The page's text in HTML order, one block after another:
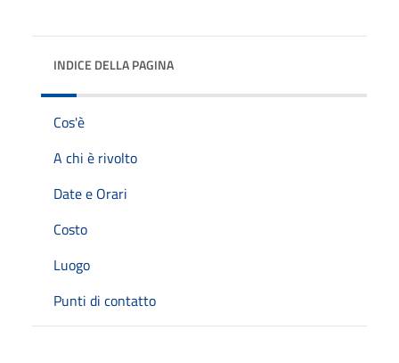
INDICE DELLA PAGINA
Cos'è
A chi è rivolto
Date e Orari
Costo
Luogo
Punti di contatto